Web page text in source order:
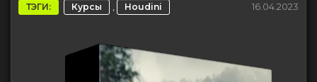
ТЭГИ: Курсы , Houdini 16.04.2023